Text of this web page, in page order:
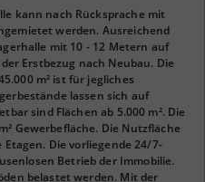
kann nach Rücksprache mit
werden. Ausreichend
mit 10 - 12 Metern auf
Erstbezug nach Neubau. Die
m² ist für jegliches
lassen sich auf
sind Flächen ab 5.000 m². Die
Gewerbefläche. Die Nutzfläche
Die vorliegende 24/7-
Betrieb der Immobilie.
belastet werden. Mit der